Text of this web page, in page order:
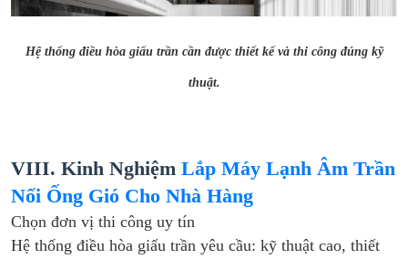
Hệ thống điều hòa giấu trần cần được thiết kế và thi công đúng kỹ
thuật.
VIII. Kinh Nghiệm Lắp Máy Lạnh Âm Trần
Nối Ống Gió Cho Nhà Hàng
Chọn đơn vị thi công uy tín
Hệ thống điều hòa giấu trần yêu cầu: kỹ thuật cao, thiết